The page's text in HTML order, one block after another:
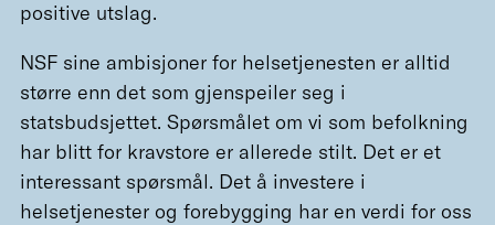
positive utslag.
NSF sine ambisjoner for helsetjenesten er alltid
større enn det som gjenspeiler seg i
statsbudsjettet. Spørsmålet om vi som befolkning
har blitt for kravstore er allerede stilt. Det er et
interessant spørsmål. Det å investere i
helsetjenester og forebygging har en verdi for oss